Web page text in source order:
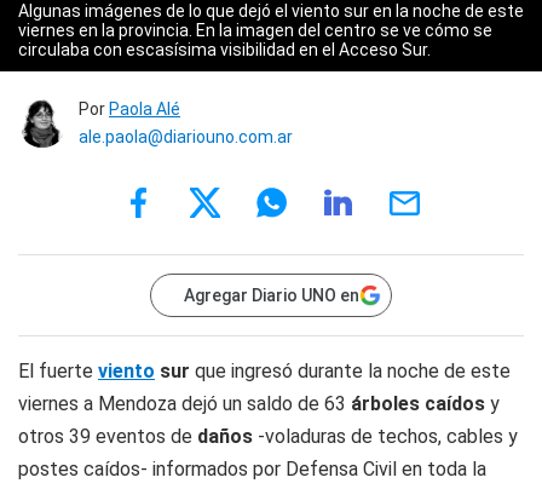
Algunas imágenes de lo que dejó el viento sur en la noche de este
viernes en la provincia. En la imagen del centro se ve cómo se
circulaba con escasísima visibilidad en el Acceso Sur.
Por Paola Alé
ale.paola@diariouno.com.ar
Agregar Diario UNO en
El fuerte viento sur que ingresó durante la noche de este
viernes a Mendoza dejó un saldo de 63 árboles caídos y
otros 39 eventos de daños -voladuras de techos, cables y
postes caídos- informados por Defensa Civil en toda la